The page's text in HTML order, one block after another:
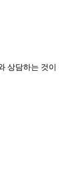
상담하는 것이